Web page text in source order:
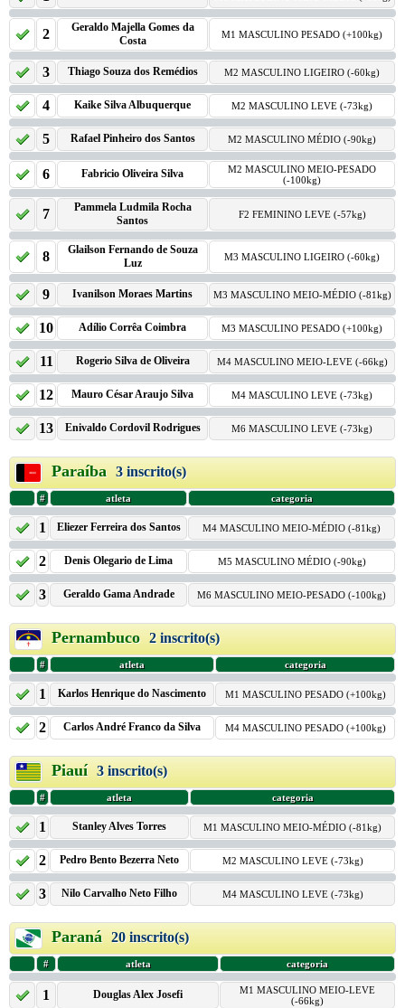
2
Geraldo Majella Gomes da
Costa
M1 MASCULINO PESADO (+100kg)
3 Thiago Souza dos Remédios M2 MASCULINO LIGEIRO (-60kg)
4 Kaike Silva Albuquerque M2 MASCULINO LEVE (-73kg)
5 Rafael Pinheiro dos Santos M2 MASCULINO MÉDIO (-90kg)
6 Fabricio Oliveira Silva
M2 MASCULINO MEIO-PESADO
(-100kg)
7
Pammela Ludmila Rocha
Santos
F2 FEMININO LEVE (-57kg)
8
Glailson Fernando de Souza
Luz
M3 MASCULINO LIGEIRO (-60kg)
9 Ivanilson Moraes Martins M3 MASCULINO MEIO-MÉDIO (-81kg)
10 Adílio Corrêa Coimbra M3 MASCULINO PESADO (+100kg)
11 Rogerio Silva de Oliveira M4 MASCULINO MEIO-LEVE (-66kg)
12 Mauro César Araujo Silva M4 MASCULINO LEVE (-73kg)
13 Enivaldo Cordovil Rodrigues M6 MASCULINO LEVE (-73kg)
Paraíba 3 inscrito(s)
# atleta categoria
1 Eliezer Ferreira dos Santos M4 MASCULINO MEIO-MÉDIO (-81kg)
2 Denis Olegario de Lima M5 MASCULINO MÉDIO (-90kg)
3 Geraldo Gama Andrade M6 MASCULINO MEIO-PESADO (-100kg)
Pernambuco 2 inscrito(s)
# atleta categoria
1 Karlos Henrique do Nascimento M1 MASCULINO PESADO (+100kg)
2 Carlos André Franco da Silva M4 MASCULINO PESADO (+100kg)
Piauí 3 inscrito(s)
# atleta categoria
1 Stanley Alves Torres M1 MASCULINO MEIO-MÉDIO (-81kg)
2 Pedro Bento Bezerra Neto M2 MASCULINO LEVE (-73kg)
3 Nilo Carvalho Neto Filho M4 MASCULINO LEVE (-73kg)
Paraná 20 inscrito(s)
# atleta categoria
1 Douglas Alex Josefi
M1 MASCULINO MEIO-LEVE
(-66kg)